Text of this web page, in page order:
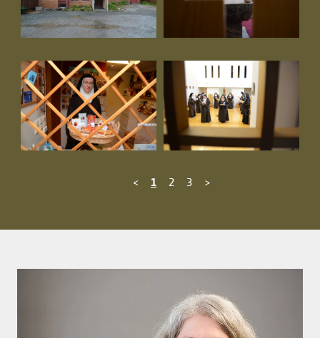
< 1 2 3 >